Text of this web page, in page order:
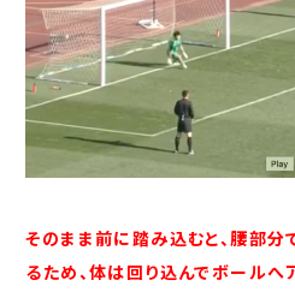
そのまま前に踏み込むと、腰部
るため、体は回り込んでボールへ